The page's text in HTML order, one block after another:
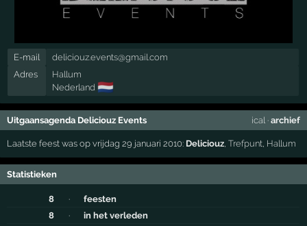
E-mail
deliciouz.events@gmail.com
Adres
Hallum
Nederland 🇳🇱
Uitgaansagenda Deliciouz Events ical· archief
Laatste feest was op vrijdag 29 januari 2010: Deliciouz,Trefpunt, Hallum
Statistieken
8 ·
feesten
8
·
in het verleden